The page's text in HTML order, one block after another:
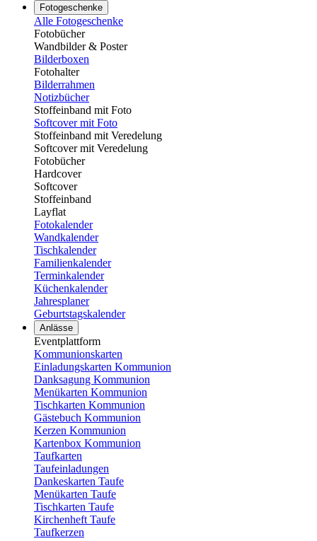
Fotogeschenke
Alle Fotogeschenke
Fotobücher
Wandbilder & Poster
Bilderboxen
Fotohalter
Bilderrahmen
Notizbücher
Stoffeinband mit Foto
Softcover mit Foto
Stoffeinband mit Veredelung
Softcover mit Veredelung
Fotobücher
Hardcover
Softcover
Stoffeinband
Layflat
Fotokalender
Wandkalender
Tischkalender
Familienkalender
Terminkalender
Küchenkalender
Jahresplaner
Geburtstagskalender
Anlässe
Eventplattform
Kommunionskarten
Einladungskarten Kommunion
Danksagung Kommunion
Menükarten Kommunion
Tischkarten Kommunion
Gästebuch Kommunion
Kerzen Kommunion
Kartenbox Kommunion
Taufkarten
Taufeinladungen
Dankeskarten Taufe
Menükarten Taufe
Tischkarten Taufe
Kirchenheft Taufe
Taufkerzen